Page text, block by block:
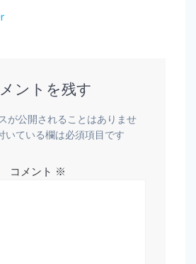
ントを残す
が公開されることはありませ
いている欄は必須項目です
コメント ※